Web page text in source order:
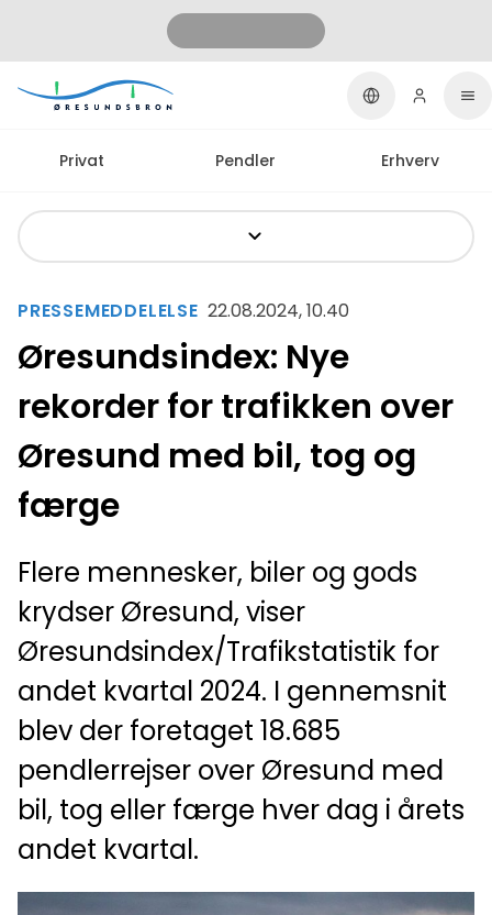
Privat Pendler Erhverv
PRESSEMEDDELELSE 22.08.2024, 10.40
Øresundsindex: Nye
rekorder for trafikken over
Øresund med bil, tog og
færge
Flere mennesker, biler og gods
krydser Øresund, viser
Øresundsindex/Trafikstatistik for
andet kvartal 2024. I gennemsnit
blev der foretaget 18.685
pendlerrejser over Øresund med
bil, tog eller færge hver dag i årets
andet kvartal.